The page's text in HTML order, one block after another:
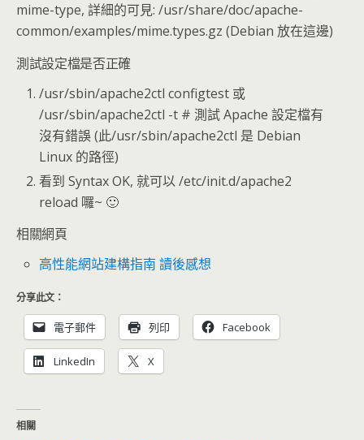
mime-type, 詳細的可見: /usr/share/doc/apache-
common/examples/mime.types.gz (Debian 放在這邊)
測試設定檔是否正確
/usr/sbin/apache2ctl configtest 或
/usr/sbin/apache2ctl -t # 測試 Apache 設定檔有
沒有錯誤 (此/usr/sbin/apache2ctl 是 Debian
Linux 的路徑)
看到 Syntax OK, 就可以 /etc/init.d/apache2
reload 囉~ 🙂
相關網頁
高性能網站建構指南 讀後感想
分享此文：
電子郵件 列印 Facebook
LinkedIn X
相關